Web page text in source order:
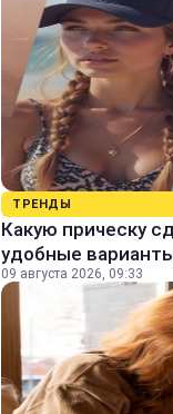
ТРЕНДЫ
Какую прическу
удобные
09 августа 2026, 09:33